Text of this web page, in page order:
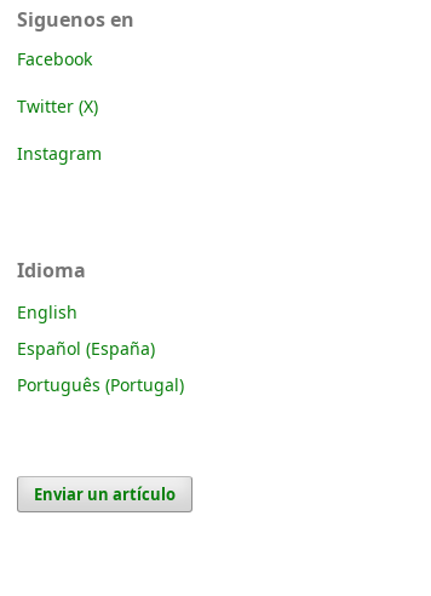
Siguenos en
Facebook
Twitter (X)
Instagram
Idioma
English
Español (España)
Português (Portugal)
Enviar un artículo